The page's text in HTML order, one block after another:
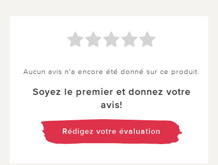
Aucun avis n'a encore été donné sur ce produit.
Soyez le premier et donnez votre
avis!
Rédigez votre évaluation